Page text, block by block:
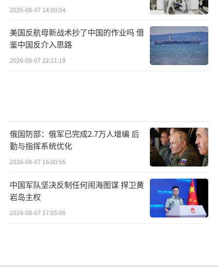
2026-08-07 14:00:04
美国反航母新战术抄了中国的作业吗 借
鉴中国反介入思路
2026-08-07 22:21:19
俄国防部：俄军已完成2.7万人增编 后
勤与指挥系统优化
2026-08-07 16:00:56
中国军队坚决反制任何闹海图谋 捍卫黄
岩岛主权
2026-08-07 17:05:06